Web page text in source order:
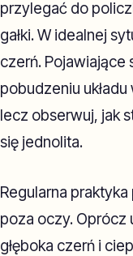
przylegać do
gałki. W idealnej
czerń. Pojawiające
pobudzeniu
lecz obserwuj, jak
się jednolita.
Regularna
poza oczy. Oprócz
głęboka czerń i